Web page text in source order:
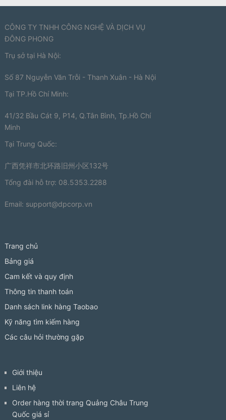
CÔNG TY TNHH CÔNG NGHỆ VÀ DỊCH VỤ
ĐÔNG PHONG
Trụ sở tại Hà Nội:
Số 87 Nguyễn Văn Trỗi - Thanh Xuân - Hà Nội
Tại TP.Hồ Chí Minh:
41/32 Bầu Cát 9, P14, Q.Tân Bình, Tp.Hồ Chí
Minh
Tại Trung Quốc:
广西凭祥市北环路旧州小区132号
Tổng đài hỗ trợ: 08.5353.2288
Email: support@dpcorp.vn
Trang chủ
Bảng giá
Cam kết và quy định
Thông tin thanh toán
Danh sách link hàng Taobao
Kỹ năng tìm kiếm hàng
Các câu hỏi thường gặp
Giới thiệu
Liên hệ
Order hàng thời trang Quảng Châu Trung
Quốc giá sỉ